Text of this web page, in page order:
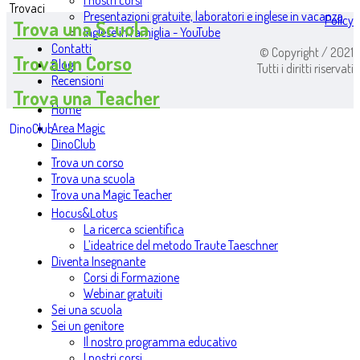
Presentazioni gratuite, laboratori e inglese in vacanza
Inglese in famiglia - YouTube
Contatti
Blog
Recensioni
Home
Area Magic
DinoClub
Trova un corso
Trova una scuola
Trova una Magic Teacher
Hocus&Lotus
La ricerca scientifica
L’ideatrice del metodo Traute Taeschner
Diventa Insegnante
Corsi di Formazione
Webinar gratuiti
Sei una scuola
Sei un genitore
Il nostro programma educativo
Trovaci
Trova una Scuola
Trova un Corso
Trova una Teacher
DinoClub
Policy
© Copyright / 2021
Tutti i diritti riservati